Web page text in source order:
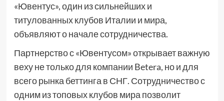
«Ювентус», один из сильнейших и
титулованных клубов Италии и мира,
объявляют о начале сотрудничества.
Партнерство с «Ювентусом» открывает важную
веху не только для компании Betera, но и для
всего рынка беттинга в СНГ. Сотрудничество с
одним из топовых клубов мира позволит